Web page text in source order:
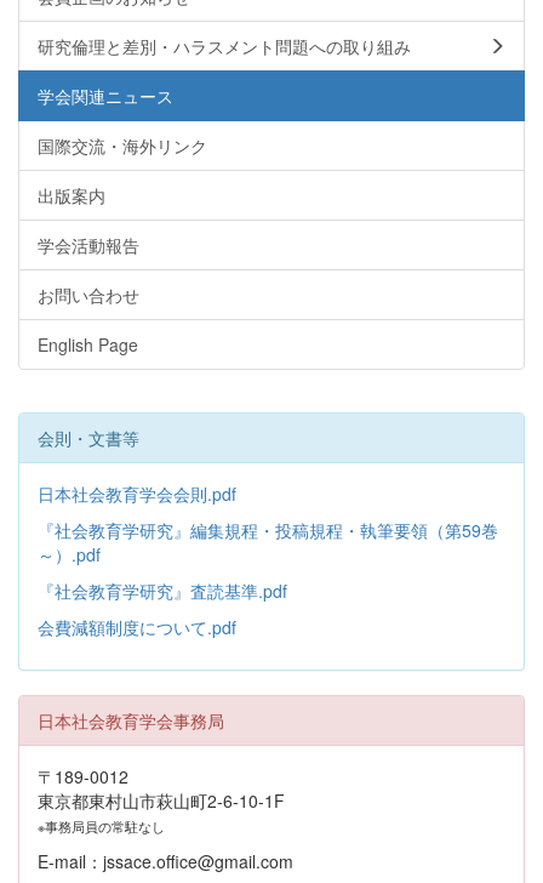
研究倫理と差別・ハラスメント問題への取り組み
学会関連ニュース
国際交流・海外リンク
出版案内
学会活動報告
お問い合わせ
English Page
会則・文書等
日本社会教育学会会則.pdf
『社会教育学研究』編集規程・投稿規程・執筆要領（第59巻
～）.pdf
『社会教育学研究』査読基準.pdf
会費減額制度について.pdf
日本社会教育学会事務局
〒189-0012
東京都東村山市萩山町2-6-10-1F
※事務局員の常駐なし
E-mail：jssace.office@gmail.com